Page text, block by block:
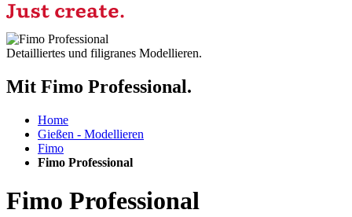
Detailliertes und filigranes Modellieren.
Mit Fimo Professional.
Home
Gießen - Modellieren
Fimo
Fimo Professional
Fimo Professional